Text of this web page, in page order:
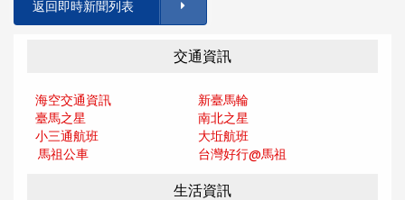
返回即時新聞列表
交通資訊
海空交通資訊
新臺馬輪
臺馬之星
南北之星
小三通航班
大坵航班
馬祖公車
台灣好行@馬祖
生活資訊